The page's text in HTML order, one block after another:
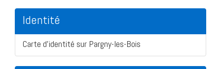
Identité
Carte d'identité sur Pargny-les-Bois